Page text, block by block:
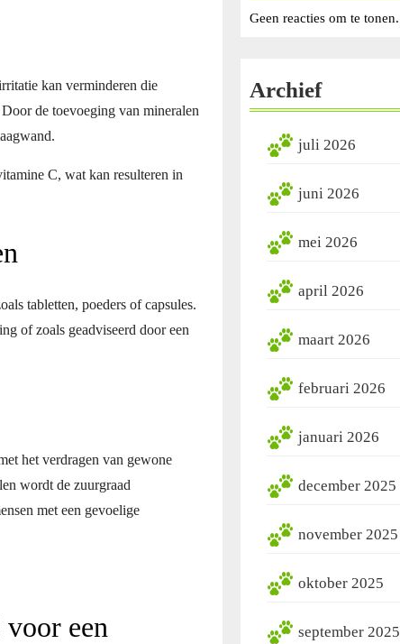
kan verminderen die
de toevoeging van mineralen
C, wat kan resulteren in
tabletten, poeders of capsules.
of zoals geadviseerd door een
het verdragen van gewone
wordt de zuurgraad
met een gevoelige
een
Geen reacties om te tonen.
Archief
juli 2026
juni 2026
mei 2026
april 2026
maart 2026
februari 2026
januari 2026
december 2025
november 2025
oktober 2025
september 2025